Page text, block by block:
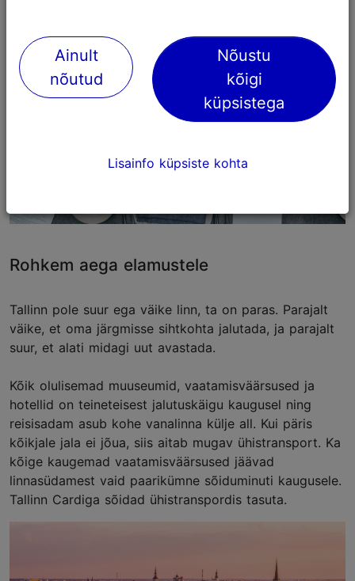
Rohkem aega elamustele
Tallinn pole suur ega väike linn, ta on paras. Parajalt
väike, et oma järgmisse sihtkohta jalutada, ja parajalt
suur, et alati midagi uut avastada.
Kõik olulisemad muuseumid, vaatamisväärsused ja
hotellid on teineteisest jalutuskäigu kaugusel ning
reisisadam asub kohe vanalinna külje all. Kui päris
kõikjale jala ei jõua, siis aitab mugav ühistransport. Ka
kõige kaugemad vaatamisväärsused jäävad
linnasüdamest vaid paarikümne sõiduminuti kaugusele.
Tallinn Cardiga sõidad ühistranspordis tasuta.
Ainult
nõutud
Nõustu
kõigi
küpsistega
Lisainfo küpsiste kohta